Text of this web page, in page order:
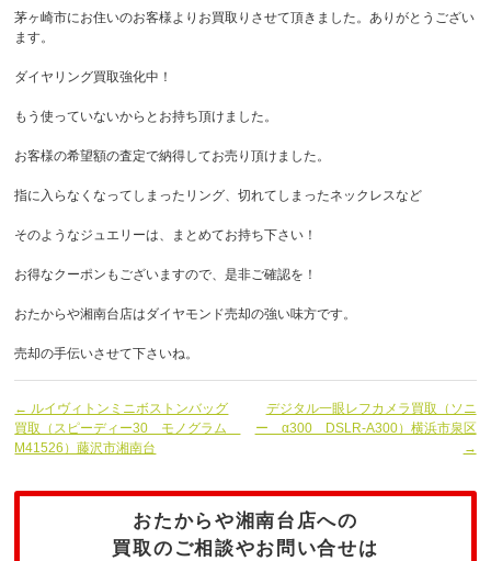
茅ヶ崎市にお住いのお客様よりお買取りさせて頂きました。ありがとうござい
ます。
ダイヤリング買取強化中！
もう使っていないからとお持ち頂けました。
お客様の希望額の査定で納得してお売り頂けました。
指に入らなくなってしまったリング、切れてしまったネックレスなど
そのようなジュエリーは、まとめてお持ち下さい！
お得なクーポンもございますので、是非ご確認を！
おたからや湘南台店はダイヤモンド売却の強い味方です。
売却の手伝いさせて下さいね。
← ルイヴィトンミニボストンバッグ
買取（スピーディー30 モノグラム
M41526）藤沢市湘南台
デジタル一眼レフカメラ買取（ソニ
ー α300 DSLR-A300）横浜市泉区
→
おたからや湘南台店への
買取のご相談やお問い合せは